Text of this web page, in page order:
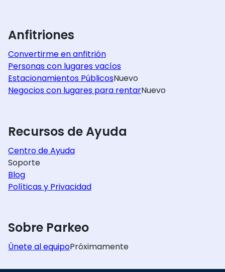
Anfitriones
Convertirme en anfitrión
Personas con lugares vacíos
Estacionamientos PúblicosNuevo
Negocios con lugares para rentarNuevo
Recursos de Ayuda
Centro de Ayuda
Soporte
Blog
Políticas y Privacidad
Sobre Parkeo
Únete al equipoPróximamente